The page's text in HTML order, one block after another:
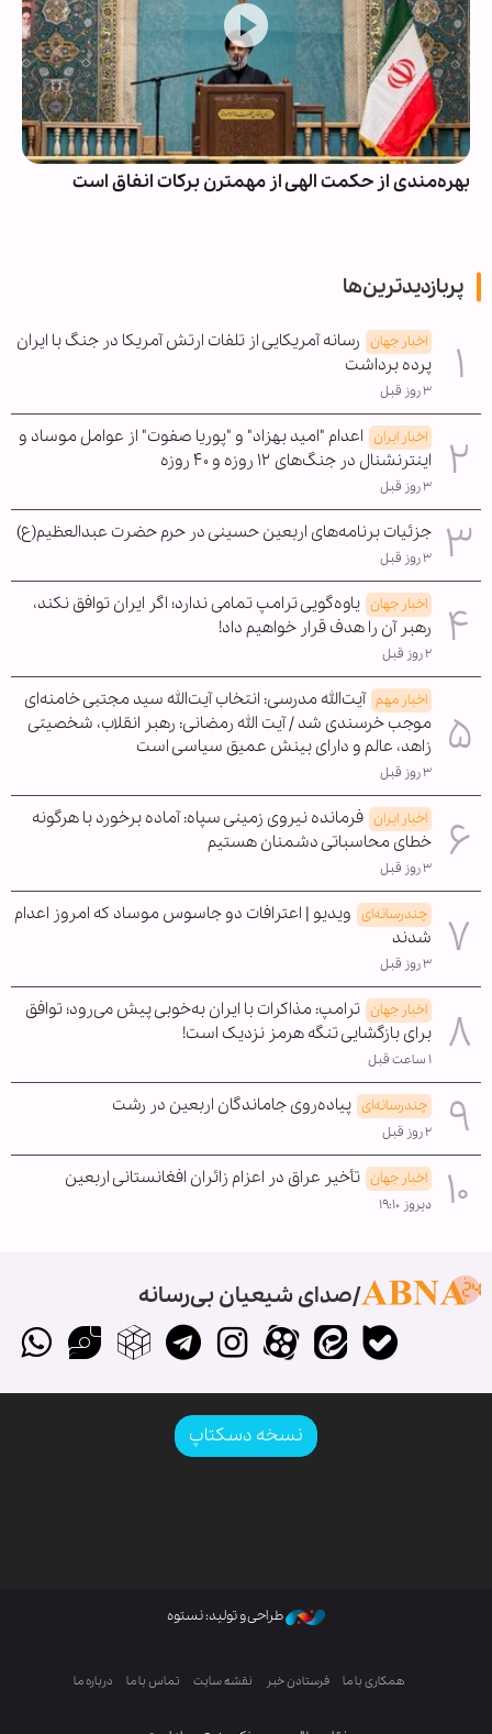
بهره‌مندی از حکمت الهی از مهمترن برکات انفاق است
پربازدیدترین‌ها
اخبار جهان رسانه آمریکایی از تلفات ارتش آمریکا در جنگ با ایران
پرده برداشت
۳ روز قبل
اخبار ایران اعدام "امید بهزاد" و "پوریا صفوت" از عوامل موساد و
اینترنشنال در جنگ‌های ۱۲ روزه و ۴۰ روزه
۳ روز قبل
جزئیات برنامه‌های اربعین حسینی در حرم حضرت عبدالعظیم(ع)
۳ روز قبل
اخبار جهان یاوه‌گویی ترامپ تمامی ندارد؛ اگر ایران توافق نکند،
رهبر آن را هدف قرار خواهیم داد!
۲ روز قبل
اخبار مهم آیت‌الله مدرسی: انتخاب آیت‌الله سید مجتبی خامنه‌ای
موجب خرسندی شد / آیت الله رمضانی: رهبر انقلاب، شخصیتی
زاهد، عالم و دارای بینش عمیق سیاسی است
۳ روز قبل
اخبار ایران فرمانده نیروی زمینی سپاه: آماده برخورد با هرگونه
خطای محاسباتی دشمنان هستیم
۳ روز قبل
چندرسانه‌ای ویدیو | اعترافات دو جاسوس موساد که امروز اعدام
شدند
۳ روز قبل
اخبار جهان ترامپ: مذاکرات با ایران به‌خوبی پیش می‌رود؛ توافق
برای بازگشایی تنگه هرمز نزدیک است!
۱ ساعت قبل
چندرسانه‌ای پیاده‌روی جاماندگان اربعین در رشت
۲ روز قبل
اخبار جهان تأخیر عراق در اعزام زائران افغانستانی اربعین
دیروز ۱۹:۱۰
صدای شیعیان بی‌رسانه
نسخه دسکتاپ
طراحی و تولید: نستوه
همکاری با ما فرستادن خبر نقشه سایت تماس با ما درباره ما